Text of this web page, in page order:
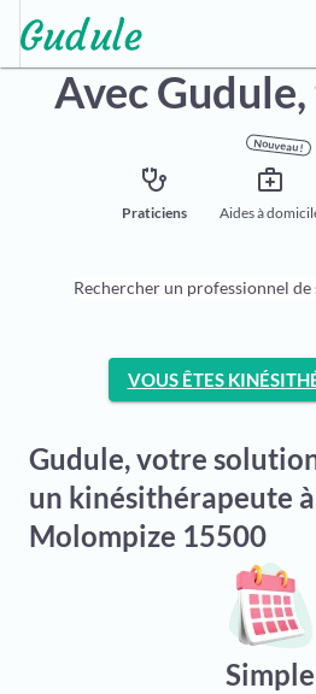
Avec Gudule,
stethoscope
Praticiens
Nouveau !
medical_services
Aides à
Rechercher un professionnel de
VOUS ÊTES
Gudule, votre
un kinésithérapeute
Molompize 15500
Simple